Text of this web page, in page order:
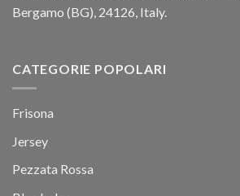
Bergamo (BG), 24126, Italy.
CATEGORIE POPOLARI
Frisona
Jersey
Pezzata Rossa